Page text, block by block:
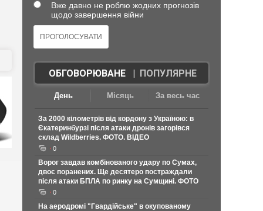
Вже давно не роблю жодних прогнозів
щодо завершення війни
ОБГОВОРЮВАНЕ| ПОПУЛЯРНЕ
День Місяць За весь час
За 2000 кілометрів від кордону з Україною: в
Єкатеринбурзі після атаки дронів загорівся
склад Wildberries. ФОТО. ВІДЕО
0
Ворог завдав комбінованого удару по Сумах,
двоє поранених. Ще десятеро постраждали
після атаки БПЛА по ринку на Сумщині. ФОТО
0
На аеродромі "Гвардійське" в окупованому